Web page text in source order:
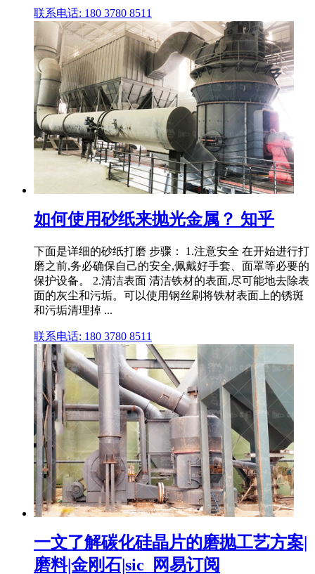
联系电话: 180 3780 8511
如何使用砂纸来抛光金属？ 知乎
下面是详细的砂纸打磨 步骤： 1.注意安全 在开始进行打
磨之前,务必确保自己的安全,佩戴好手套、面罩等必要的
保护设备。 2.清洁表面 清洁铁材的表面,尽可能地去除表
面的灰尘和污垢。可以使用钢丝刷将铁材表面上的锈斑
和污垢清理掉 ...
联系电话: 180 3780 8511
一文了解碳化硅晶片的磨抛工艺方案|
磨料|金刚石|sic_网易订阅